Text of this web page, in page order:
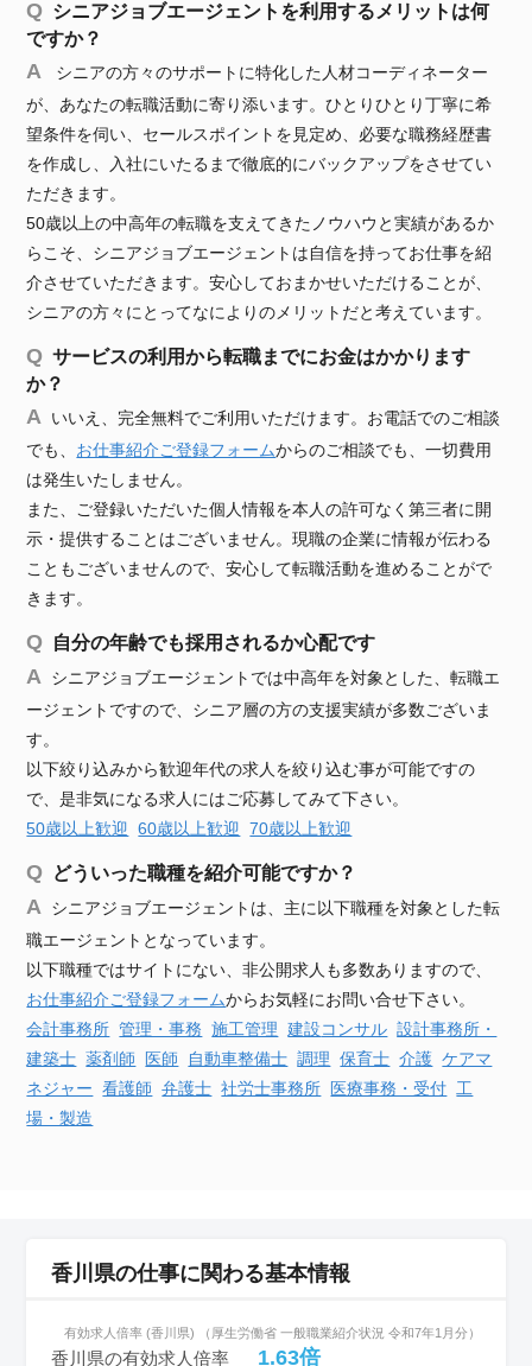
シニアジョブエージェントを利用するメリットは何
ですか？
シニアの方々のサポートに特化した人材コーディネーター
が、あなたの転職活動に寄り添います。ひとりひとり丁寧に希
望条件を伺い、セールスポイントを見定め、必要な職務経歴書
を作成し、入社にいたるまで徹底的にバックアップをさせてい
ただきます。
50歳以上の中高年の転職を支えてきたノウハウと実績があるか
らこそ、シニアジョブエージェントは自信を持ってお仕事を紹
介させていただきます。安心しておまかせいただけることが、
シニアの方々にとってなによりのメリットだと考えています。
サービスの利用から転職までにお金はかかります
か？
いいえ、完全無料でご利用いただけます。お電話でのご相談
でも、 お仕事紹介ご登録フォームからのご相談でも、一切費用
は発生いたしません。
また、ご登録いただいた個人情報を本人の許可なく第三者に開
示・提供することはございません。現職の企業に情報が伝わる
こともございませんので、安心して転職活動を進めることがで
きます。
自分の年齢でも採用されるか心配です
シニアジョブエージェントでは中高年を対象とした、転職エ
ージェントですので、シニア層の方の支援実績が多数ございま
す。
以下絞り込みから歓迎年代の求人を絞り込む事が可能ですの
で、是非気になる求人にはご応募してみて下さい。
50歳以上歓迎 60歳以上歓迎 70歳以上歓迎
どういった職種を紹介可能ですか？
シニアジョブエージェントは、主に以下職種を対象とした転
職エージェントとなっています。
以下職種ではサイトにない、非公開求人も多数ありますので、
お仕事紹介ご登録フォームからお気軽にお問い合せ下さい。
会計事務所 管理・事務 施工管理 建設コンサル 設計事務所・
建築士 薬剤師 医師 自動車整備士 調理 保育士 介護 ケアマ
ネジャー 看護師 弁護士 社労士事務所 医療事務・受付 工
場・製造
香川県の仕事に関わる基本情報
有効求人倍率 (香川県) （厚生労働省 一般職業紹介状況 令和7年1月分）
香川県の有効求人倍率 1.63倍